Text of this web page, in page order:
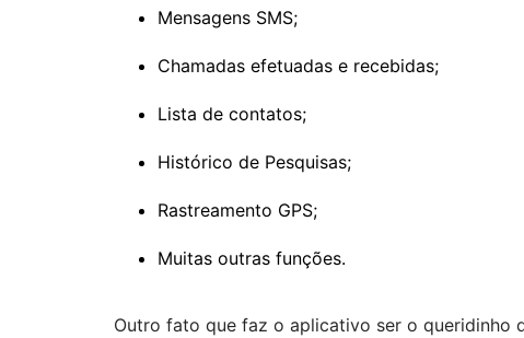
Mensagens SMS;
Chamadas efetuadas e recebidas;
Lista de contatos;
Histórico de Pesquisas;
Rastreamento GPS;
Muitas outras funções.
Outro fato que faz o aplicativo ser o queridinho